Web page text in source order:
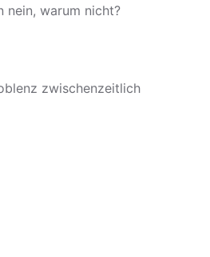
nein, warum nicht?
zwischenzeitlich